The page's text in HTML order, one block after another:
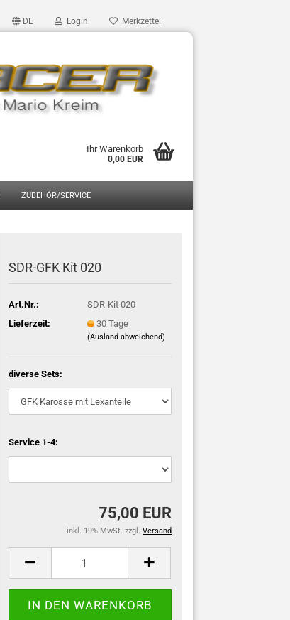
DE Login Merkzettel
Ihr Warenkorb
0,00 EUR
ZUBEHÖR/SERVICE
SDR-GFK Kit 020
Art.Nr.:
SDR-Kit 020
Lieferzeit:
30 Tage
(Ausland abweichend)
diverse Sets:
Service 1-4:
75,00 EUR
inkl. 19% MwSt. zzgl. Versand